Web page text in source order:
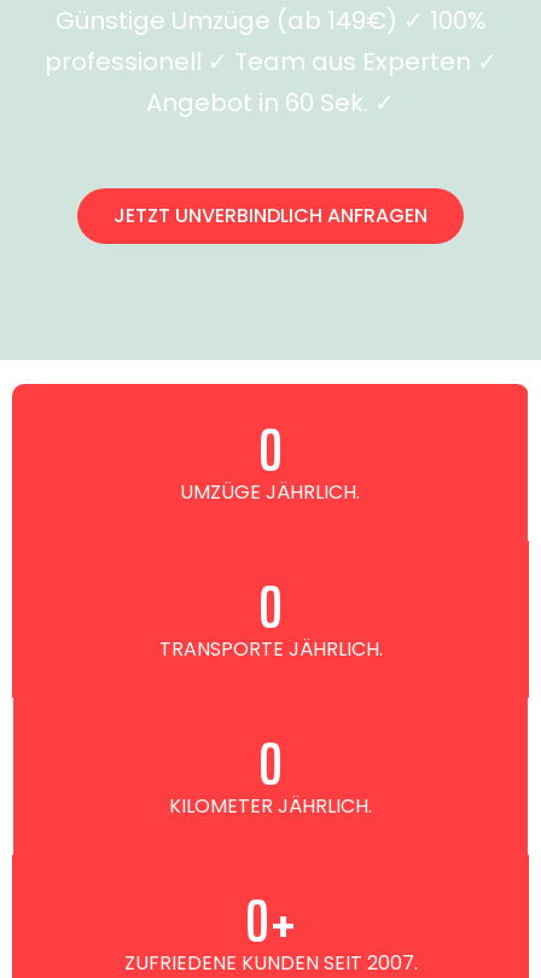
Günstige Umzüge (ab 149€) ✓ 100%
professionell ✓ Team aus Experten ✓
Angebot in 60 Sek. ✓
JETZT UNVERBINDLICH ANFRAGEN
UMZÜGE JÄHRLICH.
0
TRANSPORTE JÄHRLICH.
0
KILOMETER JÄHRLICH.
0
ZUFRIEDENE KUNDEN SEIT 2007.
0+